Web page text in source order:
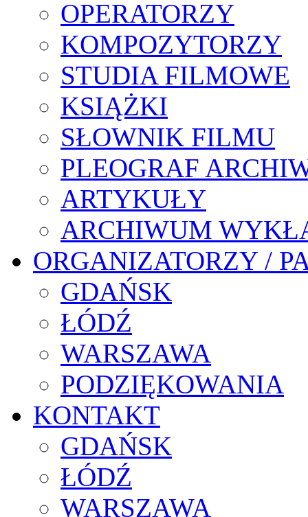
OPERATORZY
KOMPOZYTORZY
STUDIA FILMOWE
KSIĄŻKI
SŁOWNIK FILMU
PLEOGRAF
ARTYKUŁY
ARCHIWUM
ORGANIZATORZY /
GDAŃSK
ŁÓDŹ
WARSZAWA
PODZIĘKOWANIA
KONTAKT
GDAŃSK
ŁÓDŹ
WARSZAWA